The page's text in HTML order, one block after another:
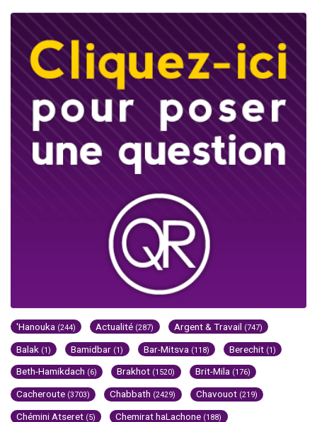
'Hanouka (244) Actualité (287) Argent & Travail (747)
Balak (1) Bamidbar (1) Bar-Mitsva (118) Berechit (1)
Beth-Hamikdach (6) Brakhot (1520) Brit-Mila (176)
Cacheroute (3703) Chabbath (2429) Chavouot (219)
Chémini Atseret (5) Chemirat haLachone (188)